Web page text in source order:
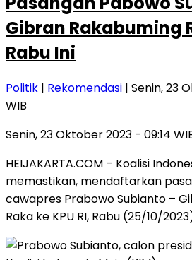
Gibran Rakabuming
Rabu Ini
Politik | Rekomendasi | Senin, 23
WIB
Senin, 23 Oktober 2023 - 09:14
HEIJAKARTA.COM – Koalisi
memastikan, mendaftarkan
cawapres Prabowo Subianto –
Raka ke KPU RI, Rabu (25/10/